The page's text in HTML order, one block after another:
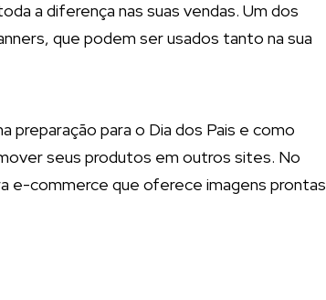
a diferença nas suas vendas. Um dos
que podem ser usados tanto na sua
preparação para o Dia dos Pais e como
seus produtos em outros sites. No
e-commerce que oferece imagens prontas